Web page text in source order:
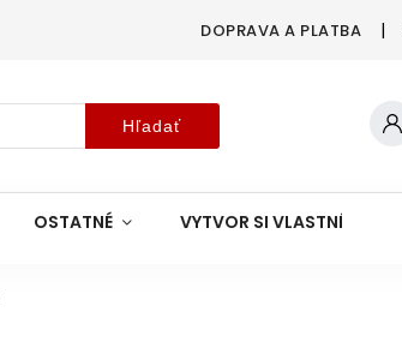
DOPRAVA A PLATBA
Hľadať
OSTATNÉ VYTVOR SI VLASTNÉ